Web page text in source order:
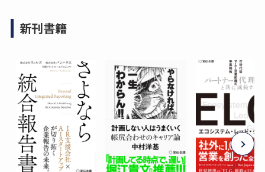
新刊書籍